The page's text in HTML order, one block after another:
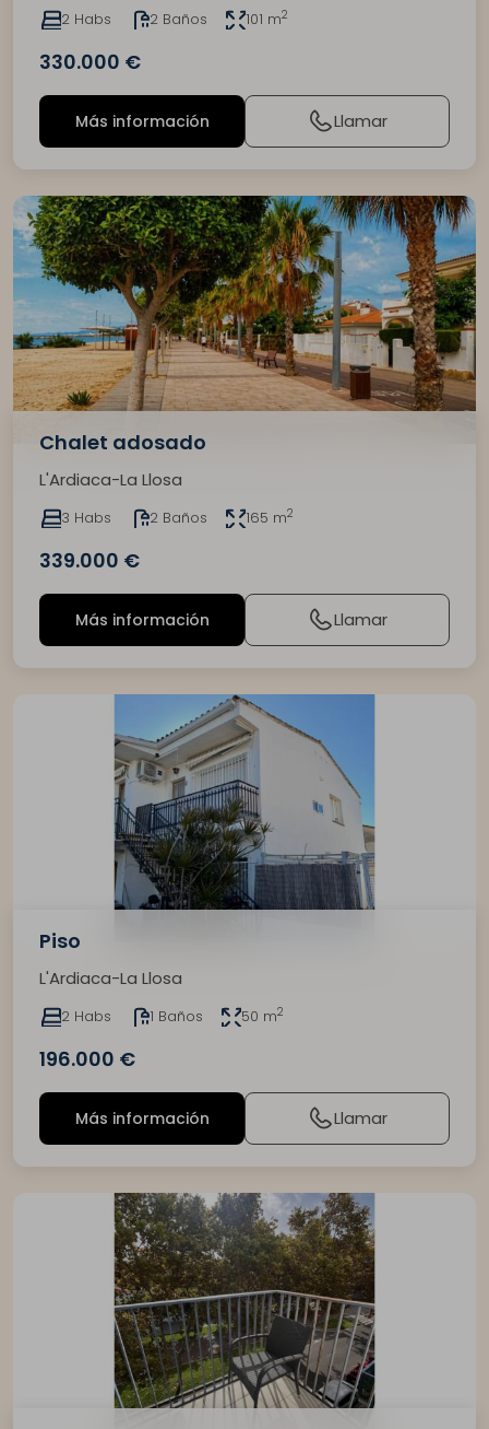
2 Habs 2 Baños 101 m2
330.000 €
Más información Llamar
Chalet adosado
L'Ardiaca-La Llosa
3 Habs 2 Baños 165 m2
339.000 €
Más información Llamar
Piso
L'Ardiaca-La Llosa
2 Habs 1 Baños 50 m2
196.000 €
Más información Llamar